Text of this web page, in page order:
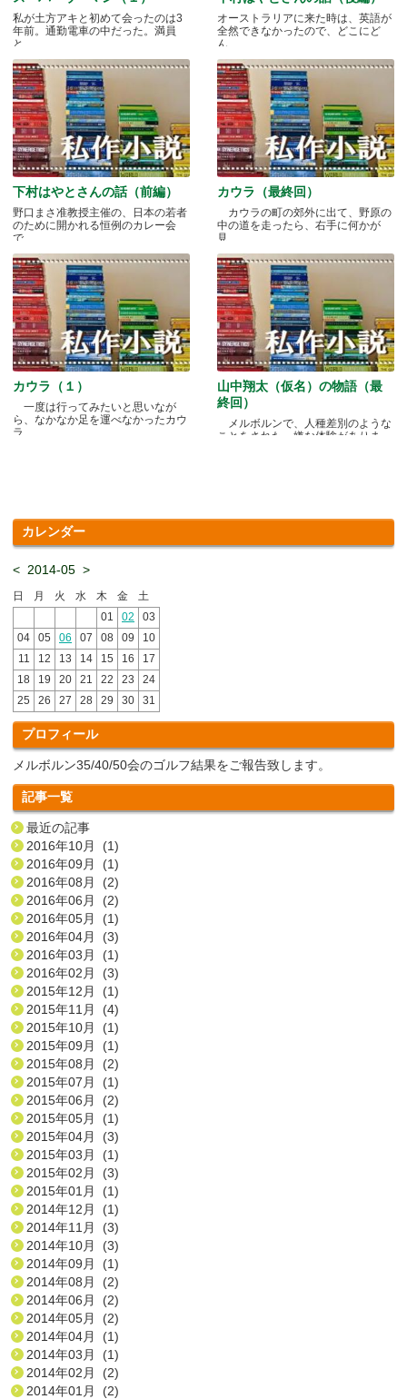
私が土方アキと初めて会ったのは3
年前。通勤電車の中だった。満員
と.....
オーストラリアに来た時は、英語が
全然できなかったので、どこにど
ん.....
下村はやとさんの話（前編）
野口まさ准教授主催の、日本の若者
のために開かれる恒例のカレー会
で.....
カウラ（最終回）
カウラの町の郊外に出て、野原の
中の道を走ったら、右手に何かが
見.....
カウラ（１）
一度は行ってみたいと思いなが
ら、なかなか足を運べなかったカウ
ラ.....
山中翔太（仮名）の物語（最
終回）
メルボルンで、人種差別のような
ことをされた、嫌な体験がありま
カレンダー
< 2014-05 >
日 月 火 水 木 金
土
01
02
03
04
05 06 07 08 09
10
11
12 13 14 15 16
17
18
19 20 21 22 23
24
25
26 27 28 29 30 31
プロフィール
メルボルン35/40/50会のゴルフ結果をご報告致します。
記事一覧
最近の記事
2016年10月 (1)
2016年09月 (1)
2016年08月 (2)
2016年06月 (2)
2016年05月 (1)
2016年04月 (3)
2016年03月 (1)
2016年02月 (3)
2015年12月 (1)
2015年11月 (4)
2015年10月 (1)
2015年09月 (1)
2015年08月 (2)
2015年07月 (1)
2015年06月 (2)
2015年05月 (1)
2015年04月 (3)
2015年03月 (1)
2015年02月 (3)
2015年01月 (1)
2014年12月 (1)
2014年11月 (3)
2014年10月 (3)
2014年09月 (1)
2014年08月 (2)
2014年06月 (2)
2014年05月 (2)
2014年04月 (1)
2014年03月 (1)
2014年02月 (2)
2014年01月 (2)